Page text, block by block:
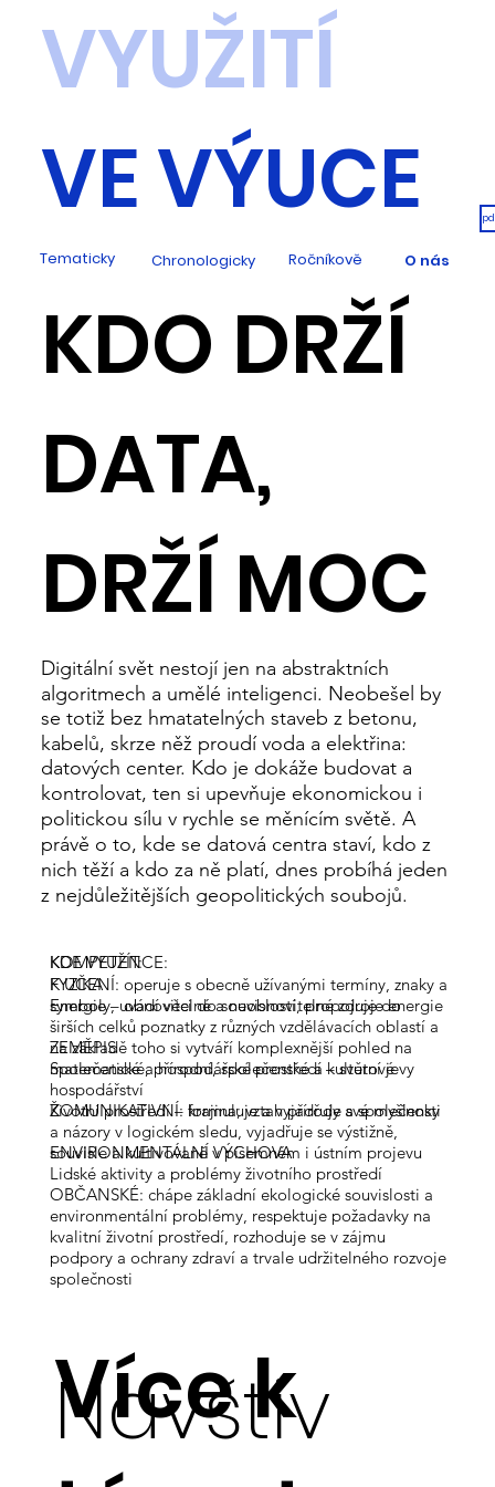
VYUŽITÍ
VE VÝUCE
Více k
Navštiv
KDO DRŽÍ
DATA,
DRŽÍ MOC
Digitální svět nestojí jen na abstraktních
algoritmech a umělé inteligenci. Neobešel by
se totiž bez hmatatelných staveb z betonu,
kabelů, skrze něž proudí voda a elektřina:
datových center. Kdo je dokáže budovat a
kontrolovat, ten si upevňuje ekonomickou i
politickou sílu v rychle se měnícím světě. A
právě o to, kde se datová centra staví, kdo z
nich těží a kdo za ně platí, dnes probíhá jeden
z nejdůležitějších geopolitických soubojů.
FYZIKA
Energie – obnovitelné a neobnovitelné zdroje energie
ZEMĚPIS
Společenské a hospodářské prostředí – světové
hospodářství
Životní prostředí – krajina; vztah přírody a společnosti
ENVIRONMENTÁLNÍ VÝCHOVA
Lidské aktivity a problémy životního prostředí
KDE VYUŽÍT:
K UČENÍ: operuje s obecně užívanými termíny, znaky a
symboly, uvádí věci do souvislostí, propojuje do
širších celků poznatky z různých vzdělávacích oblastí a
na základě toho si vytváří komplexnější pohled na
matematické, přírodní, společenské a kulturní jevy
KOMUNIKATIVNÍ: formuluje a vyjadřuje své myšlenky
a názory v logickém sledu, vyjadřuje se výstižně,
souvisle a kultivovaně v písemném i ústním projevu
OBČANSKÉ: chápe základní ekologické souvislosti a
environmentální problémy, respektuje požadavky na
kvalitní životní prostředí, rozhoduje se v zájmu
podpory a ochrany zdraví a trvale udržitelného rozvoje
společnosti
KOMPETENCE:
Tematicky Chronologicky Ročníkově O nás